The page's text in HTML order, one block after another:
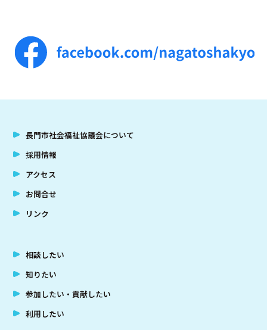
長門市社会福祉協議会について
採用情報
アクセス
お問合せ
リンク
相談したい
知りたい
参加したい・貢献したい
利用したい